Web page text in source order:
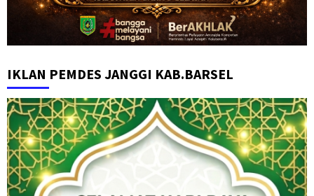
IKLAN PEMDES JANGGI KAB.BARSEL